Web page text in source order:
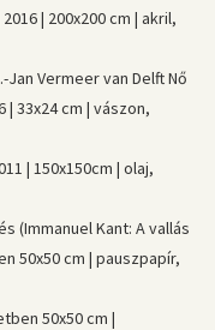
| 200x200 cm | akril,
Vermeer van Delft Nő
33x24 cm | vászon,
| 150x150cm | olaj,
(Immanuel Kant: A vallás
50x50 cm | pauszpapír,
50x50 cm |